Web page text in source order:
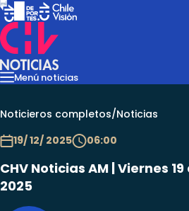
Menú noticias
InternacionalReportajes
Noticieros completos/Noticias
19/ 12/ 2025
06:00
CHV Noticias AM | Viernes
2025
Imperdibles